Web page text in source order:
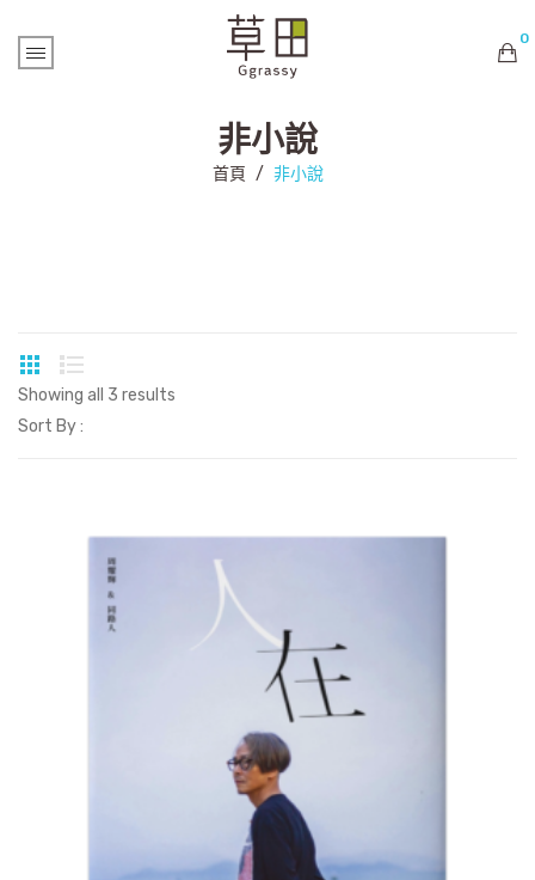
0
購物車內未有商品
非小說
首頁 / 非小說
Showing all 3 results
Sort By :